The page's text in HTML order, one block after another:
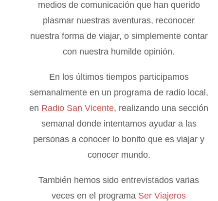
medios de comunicación que han querido
plasmar nuestras aventuras, reconocer
nuestra forma de viajar, o simplemente contar
con nuestra humilde opinión.
En los últimos tiempos participamos
semanalmente en un programa de radio local,
en Radio San Vicente, realizando una sección
semanal donde intentamos ayudar a las
personas a conocer lo bonito que es viajar y
conocer mundo.
También hemos sido entrevistados varias
veces en el programa Ser Viajeros